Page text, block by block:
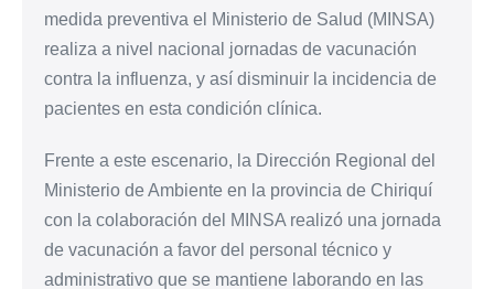
medida preventiva el Ministerio de Salud (MINSA)
realiza a nivel nacional jornadas de vacunación
contra la influenza, y así disminuir la incidencia de
pacientes en esta condición clínica.
Frente a este escenario, la Dirección Regional del
Ministerio de Ambiente en la provincia de Chiriquí
con la colaboración del MINSA realizó una jornada
de vacunación a favor del personal técnico y
administrativo que se mantiene laborando en las